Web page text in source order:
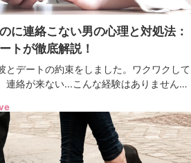
に連絡こない男の心理と対処法：
トが徹底解説！
とデートの約束をしました。ワクワクして
連絡が来ない...こんな経験はありません
について詳しくご紹介します！心の中で疑
あなたへ、この記事は必見ですよ！